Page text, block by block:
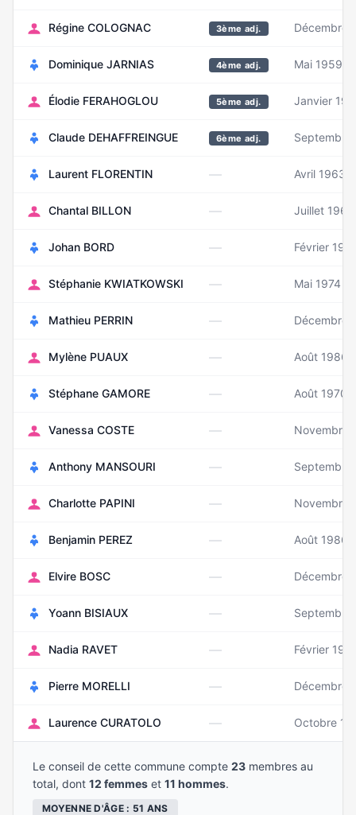
Régine COLOGNAC 3ème adj. Décembre
Dominique JARNIAS 4ème adj. Mai 1959
Élodie FERAHOGLOU 5ème adj. Janvier
Claude DEHAFFREINGUE 6ème adj. Septembre
Laurent FLORENTIN — Avril 1963
Chantal BILLON — Juillet 1963
Johan BORD — Février
Stéphanie KWIATKOWSKI — Mai 1974
Mathieu PERRIN — Décembre
Mylène PUAUX — Août 1986
Stéphane GAMORE — Août 1970
Vanessa COSTE — Novembre
Anthony MANSOURI — Septembre
Charlotte PAPINI — Novembre
Benjamin PEREZ — Août 1986
Elvire BOSC — Décembre
Yoann BISIAUX — Septembre
Nadia RAVET — Février
Pierre MORELLI — Décembre
Laurence CURATOLO — Octobre
Le conseil de cette commune compte 23 membres au
total, dont 12 femmes et 11 hommes.
MOYENNE D'ÂGE : 51 ANS